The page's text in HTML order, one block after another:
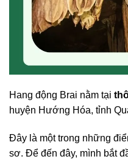
Hang động Brai nằm tại
huyện Hướng Hóa, tỉnh
Đây là một trong những
sơ. Để đến đây, mình bắt